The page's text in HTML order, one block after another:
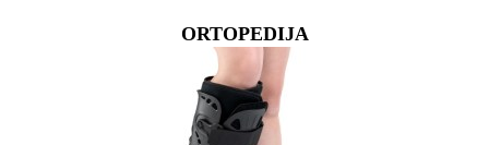
ORTOPEDIJA